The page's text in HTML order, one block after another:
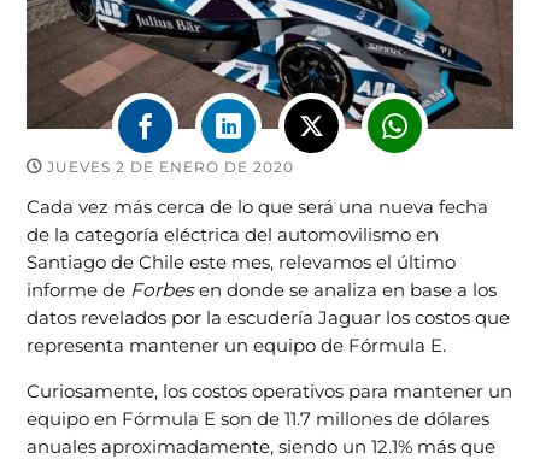
JUEVES 2 DE ENERO DE 2020
Cada vez más cerca de lo que será una nueva fecha
de la categoría eléctrica del automovilismo en
Santiago de Chile este mes, relevamos el último
informe de Forbesen donde se analiza en base a los
datos revelados por la escudería Jaguar los costos que
representa mantener un equipo de Fórmula E.
Curiosamente, los costos operativos para mantener un
equipo en Fórmula E son de 11.7 millones de dólares
anuales aproximadamente, siendo un 12.1% más que